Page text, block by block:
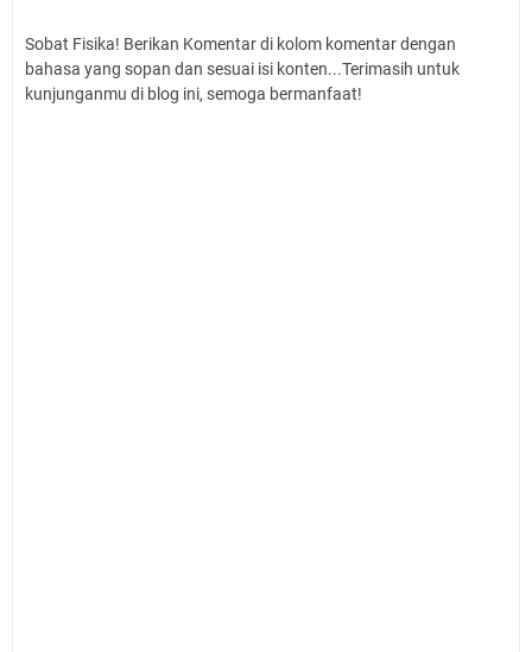
Sobat Fisika! Berikan Komentar di kolom komentar dengan
bahasa yang sopan dan sesuai isi konten...Terimasih untuk
kunjunganmu di blog ini, semoga bermanfaat!